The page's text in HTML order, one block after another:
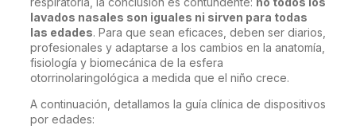
lavados nasales son iguales ni sirven para todas
las edades. Para que sean eficaces, deben ser diarios,
profesionales y adaptarse a los cambios en la anatomía,
fisiología y biomecánica de la esfera
otorrinolaringológica a medida que el niño crece.
A continuación, detallamos la guía clínica de dispositivos
por edades: